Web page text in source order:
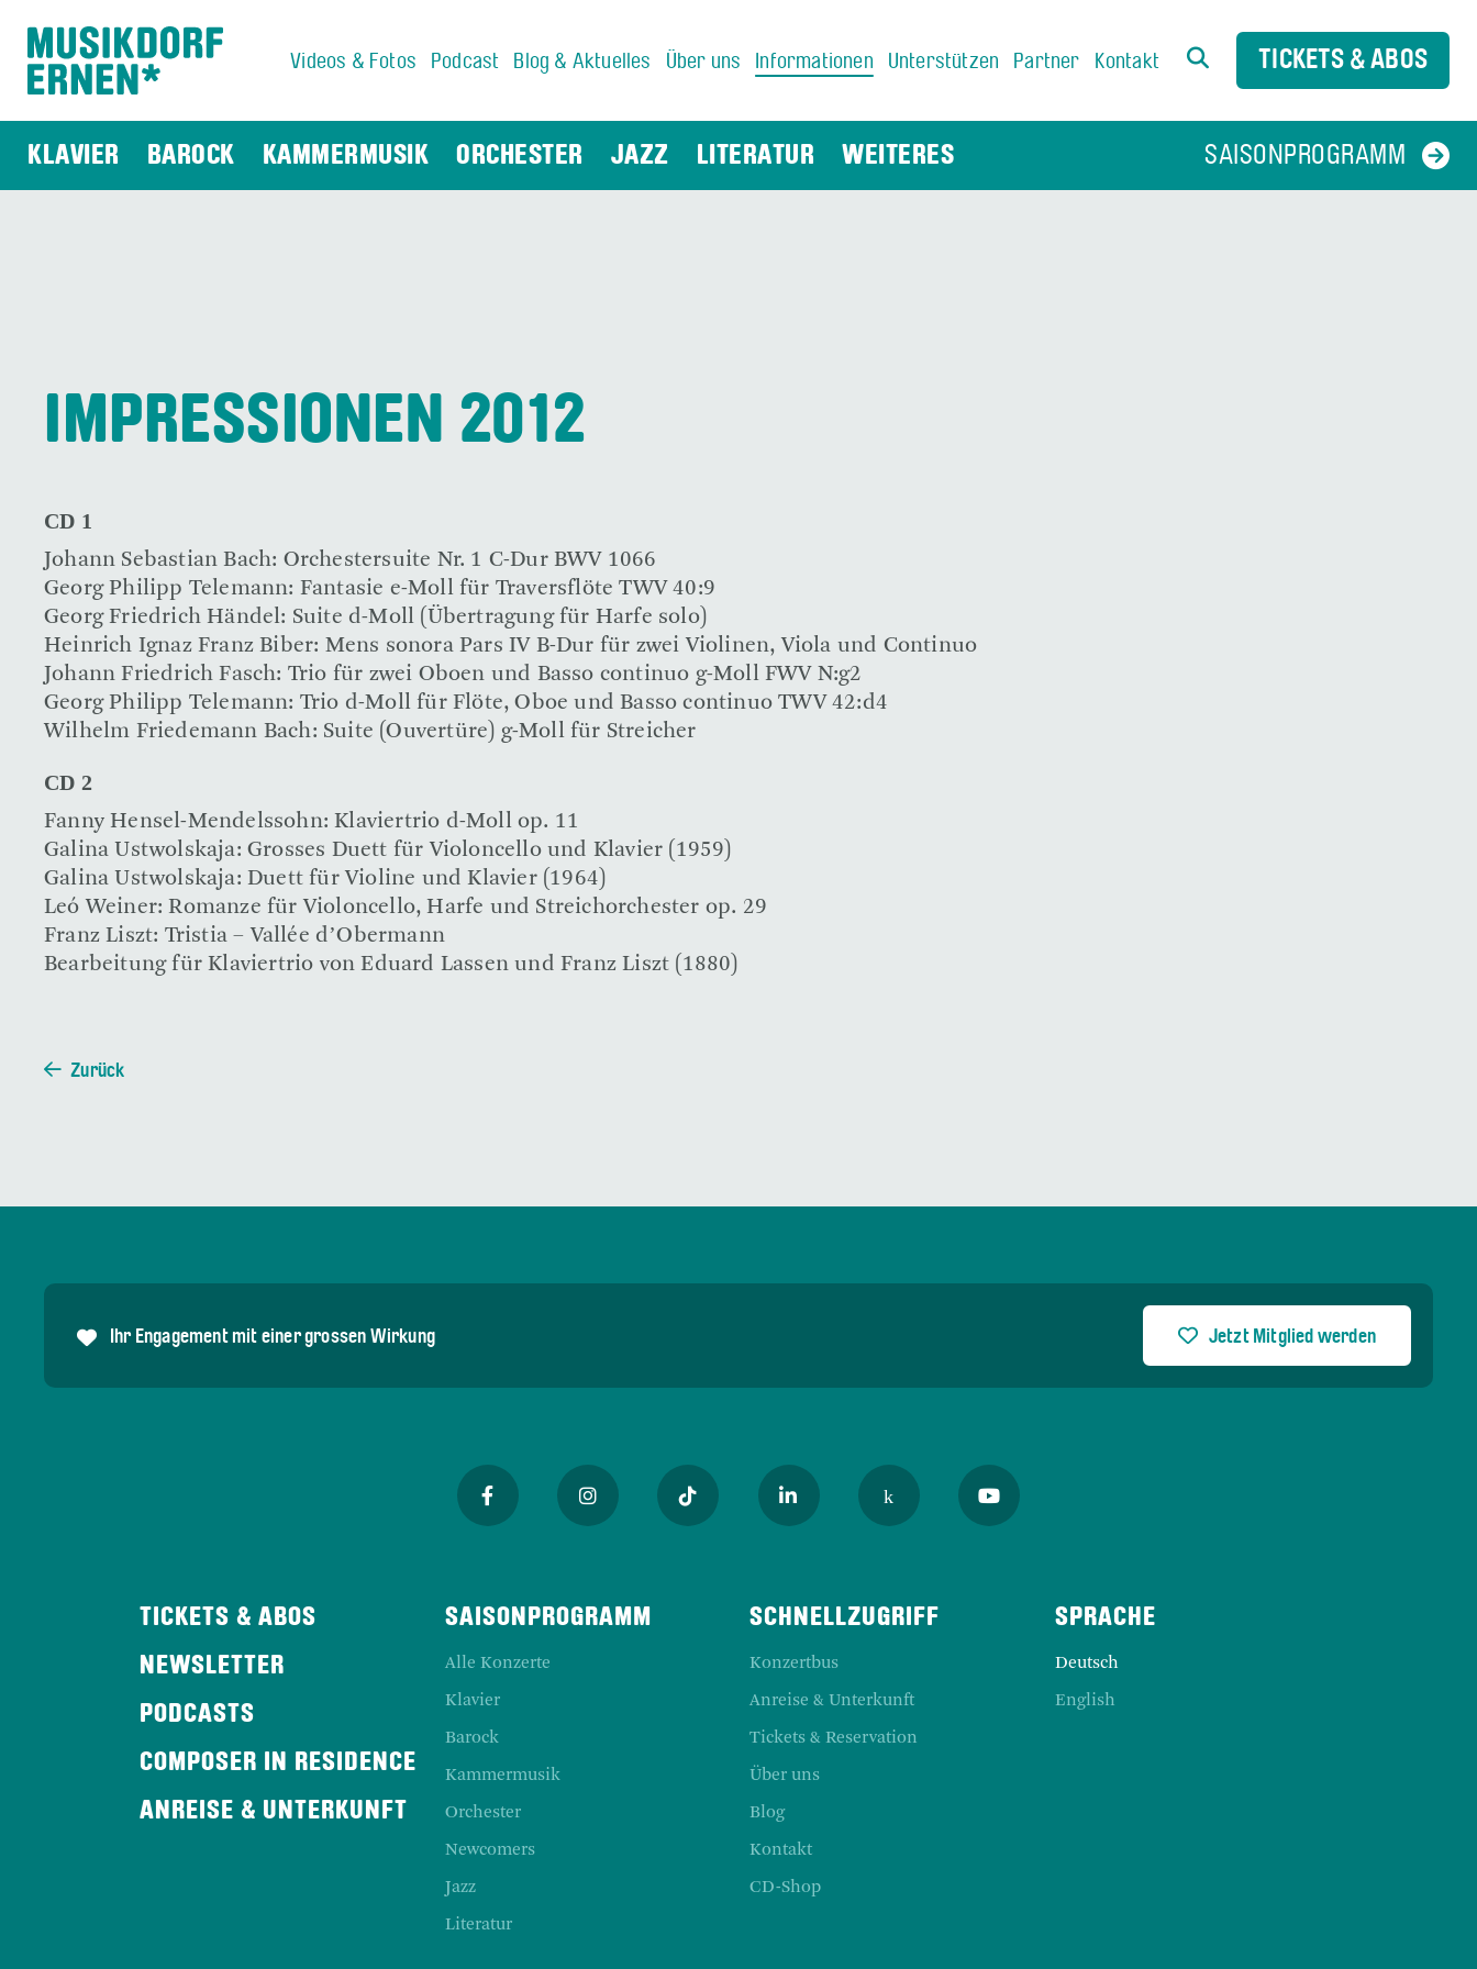
Videos & Fotos Podcast Blog & Aktuelles Über uns Informationen Unterstützen Partner Kontakt TICKETS & ABOS
KLAVIER BAROCK KAMMERMUSIK ORCHESTER JAZZ LITERATUR WEITERES SAISONPROGRAMM
IMPRESSIONEN 2012
CD 1
Johann Sebastian Bach: Orchestersuite Nr. 1 C-Dur BWV 1066
Georg Philipp Telemann: Fantasie e-Moll für Traversflöte TWV 40:9
Georg Friedrich Händel: Suite d-Moll (Übertragung für Harfe solo)
Heinrich Ignaz Franz Biber: Mens sonora Pars IV B-Dur für zwei Violinen, Viola und Continuo
Johann Friedrich Fasch: Trio für zwei Oboen und Basso continuo g-Moll FWV N:g2
Georg Philipp Telemann: Trio d-Moll für Flöte, Oboe und Basso continuo TWV 42:d4
Wilhelm Friedemann Bach: Suite (Ouvertüre) g-Moll für Streicher
CD 2
Fanny Hensel-Mendelssohn: Klaviertrio d-Moll op. 11
Galina Ustwolskaja: Grosses Duett für Violoncello und Klavier (1959)
Galina Ustwolskaja: Duett für Violine und Klavier (1964)
Leó Weiner: Romanze für Violoncello, Harfe und Streichorchester op. 29
Franz Liszt: Tristia – Vallée d’Obermann
Bearbeitung für Klaviertrio von Eduard Lassen und Franz Liszt (1880)
Zurück
Ihr Engagement mit einer grossen Wirkung Jetzt Mitglied werden
TICKETS & ABOS
NEWSLETTER
PODCASTS
COMPOSER IN RESIDENCE
ANREISE & UNTERKUNFT
SAISONPROGRAMM
Alle Konzerte
Klavier
Barock
Kammermusik
Orchester
Newcomers
Jazz
Literatur
SCHNELLZUGRIFF
Konzertbus
Anreise & Unterkunft
Tickets & Reservation
Über uns
Blog
Kontakt
CD-Shop
Deutsch
English